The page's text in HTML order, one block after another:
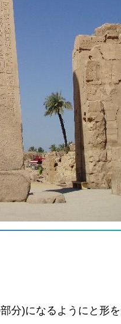
分)になるようにと形を